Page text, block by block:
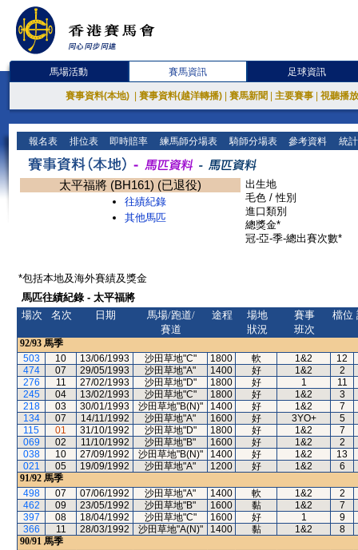
馬場活動 賽馬資訊 足球資訊
賽事資料(本地) 賽事資料(越洋轉播) 賽馬新聞 主要賽事 視聽播
報名表 排位表 即時賠率 練馬師分場表 騎師分場表 參考資料 統
太平福將 (BH161) (已退役)
往績紀錄
其他馬匹
出生地
毛色 / 性別
進口類別
總獎金*
冠-亞-季-總出賽次數*
*包括本地及海外賽績及獎金
馬匹往績紀錄 - 太平福將
場次
名次 日期
馬場/跑道/
賽道
途程
場地
狀況
賽事
班次
檔位
92/93 馬季
503
10 13/06/1993 沙田草地"C" 1800 軟 1&2
12
474
07 29/05/1993 沙田草地"A" 1400 好 1&2
2
276
11 27/02/1993 沙田草地"D" 1800 好 1
11
245
04 13/02/1993 沙田草地"C" 1800 好 1&2
3
218
03 30/01/1993 沙田草地"B(N)" 1400 好 1&2
7
134
07 14/11/1992 沙田草地"A" 1600 好 3YO+
5
115
01 31/10/1992 沙田草地"D" 1800 好 1&2
7
069
02 11/10/1992 沙田草地"B" 1600 好 1&2
2
038
10 27/09/1992 沙田草地"B(N)" 1400 好 1&2
13
021
05 19/09/1992 沙田草地"A" 1200 好 1&2
6
91/92 馬季
498
07 07/06/1992 沙田草地"A" 1400 軟 1&2
2
462
09 23/05/1992 沙田草地"B" 1600 黏 1&2
7
397
08 18/04/1992 沙田草地"C" 1600 好 1
9
366
11 28/03/1992 沙田草地"A(N)" 1400 黏 1&2
8
90/91 馬季